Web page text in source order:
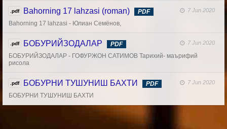
.pdf Bahorning 17 lahzasi (roman) PDF 7 Jun 2020
Bahorning 17 lahzasi - Юлиан Семёнов,
.pdf БОБУРИЙЗОДАЛАР PDF 7 Jun 2020
БОБУРИЙЗОДАЛАР - ГОФУРЖОН САТИМОВ Тарихий- маърифий
рисола
.pdf БОБУРНИ ТУШУНИШ БАХТИ PDF 7 Jun 2020
БОБУРНИ ТУШУНИШ БАХТИ